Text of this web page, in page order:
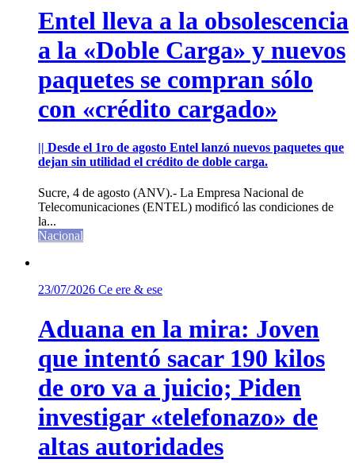
Entel lleva a la obsolescencia
a la «Doble Carga» y nuevos
paquetes se compran sólo
con «crédito cargado»
|| Desde el 1ro de agosto Entel lanzó nuevos paquetes que
dejan sin utilidad el crédito de doble carga.
Sucre, 4 de agosto (ANV).- La Empresa Nacional de
Telecomunicaciones (ENTEL) modificó las condiciones de
la...
Nacional
23/07/2026 Ce ere & ese
Aduana en la mira: Joven
que intentó sacar 190 kilos
de oro va a juicio; Piden
investigar «telefonazo» de
altas autoridades